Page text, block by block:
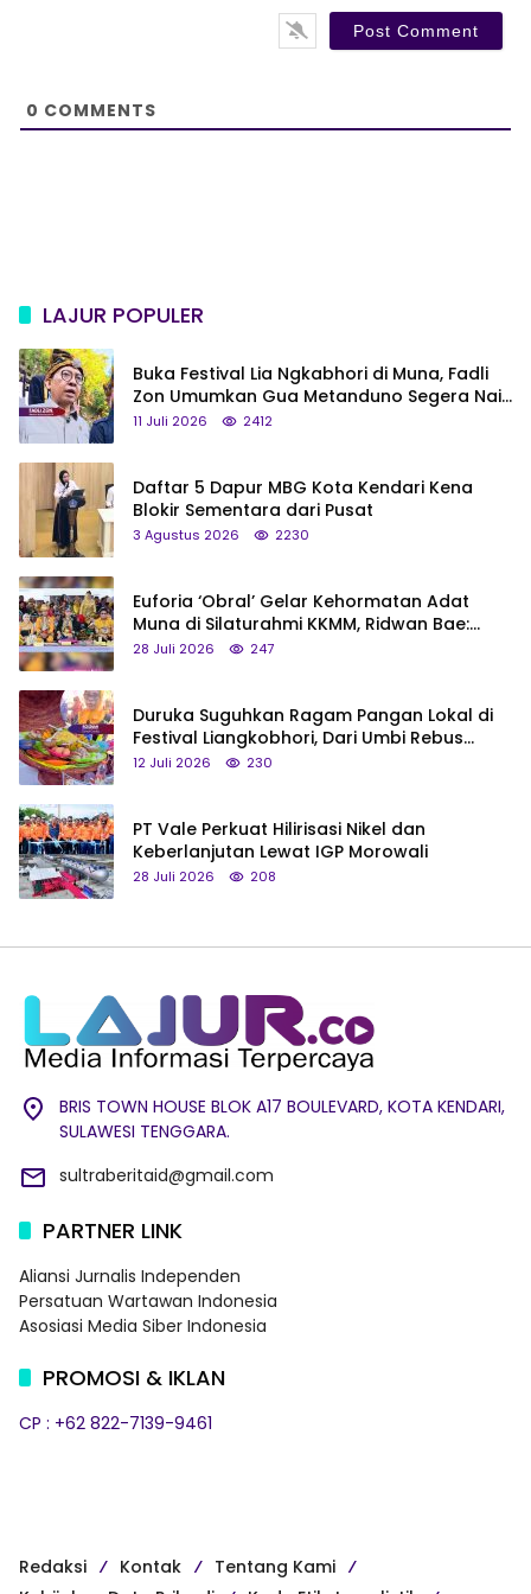
0 COMMENTS
LAJUR POPULER
Buka Festival Lia Ngkabhori di Muna, Fadli
Zon Umumkan Gua Metanduno Segera Naik
Status Jadi Cagar Budaya Nasional
11 Juli 2026 2412
Daftar 5 Dapur MBG Kota Kendari Kena
Blokir Sementara dari Pusat
3 Agustus 2026 2230
Euforia ‘Obral’ Gelar Kehormatan Adat
Muna di Silaturahmi KKMM, Ridwan Bae:
Saya Bukan Tipe Begitu, Belum Pantas!
28 Juli 2026 247
Duruka Suguhkan Ragam Pangan Lokal di
Festival Liangkobhori, Dari Umbi Rebus
hingga Tumpeng Beras Muna
12 Juli 2026 230
PT Vale Perkuat Hilirisasi Nikel dan
Keberlanjutan Lewat IGP Morowali
28 Juli 2026 208
BRIS TOWN HOUSE BLOK A17 BOULEVARD, KOTA KENDARI,
SULAWESI TENGGARA.
sultraberitaid@gmail.com
PARTNER LINK
Aliansi Jurnalis Independen
Persatuan Wartawan Indonesia
Asosiasi Media Siber Indonesia
PROMOSI & IKLAN
CP : +62 822-7139-9461
Redaksi Kontak
Tentang Kami